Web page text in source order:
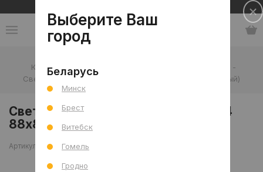
Каталог
-
Светильник встроенный ULTRA F314 88х88 (бело-серый)
Светильник встроенный ULTRA F314
88х88 (бело-серый)
Артикул: 0000023092
Выберите Ваш
город
Беларусь
Минск
Брест
Витебск
Гомель
Гродно